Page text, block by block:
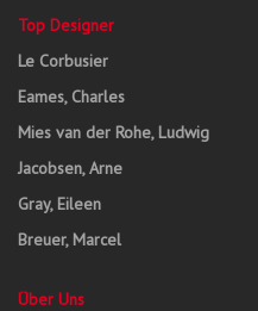
Top Designer
Le Corbusier
Eames, Charles
Mies van der Rohe, Ludwig
Jacobsen, Arne
Gray, Eileen
Breuer, Marcel
Über Uns